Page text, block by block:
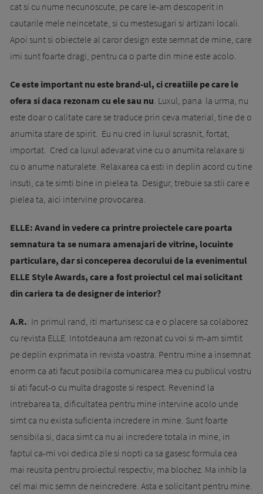
cat si cu nume necunoscute, pe care le-am descoperit in
cautarile mele neincetate, si cu mestesugari si artizani locali.
Apoi sunt si obiectele al caror design este semnat de mine, care
imi sunt foarte dragi, pentru ca o parte din mine este acolo.
Ce este important nu este brand-ul, ci creatiile pe care le
ofera si daca rezonam cu ele sau nu. Luxul, pana la urma, nu
este doar o calitate care se traduce prin ceva material, tine de o
anumita stare de spirit. Eu nu cred in luxul scrasnit, fortat,
importat. Cred ca luxul adevarat vine cu o anumita relaxare si
cu o anume naturalete. Relaxarea ca esti in deplin acord cu tine
insuti, ca te simti bine in pielea ta. Desigur, trebuie sa stii care e
pielea ta, aici intervine provocarea.
ELLE: Avand in vedere ca printre proiectele care poarta
semnatura ta se numara amenajari de vitrine, locuinte
particulare, dar si conceperea decorului de la evenimentul
ELLE Style Awards, care a fost proiectul cel mai solicitant
din cariera ta de designer de interior?
A.R.: In primul rand, iti marturisesc ca e o placere sa colaborez
cu revista ELLE. Intotdeauna am rezonat cu voi si m-am simtit
pe deplin exprimata in revista voastra. Pentru mine a insemnat
enorm ca ati facut posibila comunicarea mea cu publicul vostru
si ati facut-o cu multa dragoste si respect. Revenind la
intrebarea ta, dificultatea pentru mine intervine acolo unde
simt ca nu exista suficienta incredere in mine. Sunt foarte
sensibila si, daca simt ca nu ai incredere totala in mine, in
faptul ca-mi voi dedica zile si nopti ca sa gasesc formula cea
mai reusita pentru proiectul respectiv, ma blochez. Ma inhib la
cel mai mic semn de neincredere. Asta e solicitant pentru mine.